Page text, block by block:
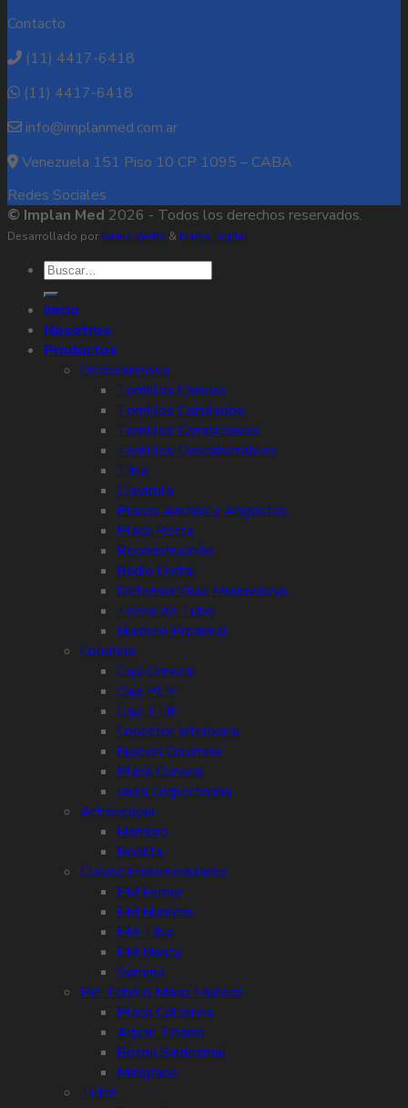
Contacto
(11) 4417-6418
(11) 4417-6418
info@implanmed.com.ar
Venezuela 151 Piso 10 CP 1095 – CABA
Redes Sociales
© Implan Med 2026 - Todos los derechos reservados.
Desarrollado por Genio Webs & Makta Digital
Buscar
por:
Inicio
Nosotros
Productos
Osteosintesis
Tornillos Conicos
Tornillos Canulados
Tornillos Compresivos
Tornillos Descabezables
Tibia
Clavicula
Placas Anchas y Angostas
Placa Recta
Reconstrucción
Radio Distal
Detensor Guia Miniinvasivo
Tercio de Tubo
Humero Proximal
Columna
Caja Cervical
Caja PLIF
Caja TLIF
Conector Interbarra
Fijacion Columna
Placa Cervical
Jaula Corpectomia
Artroscopia
Hombro
Rodilla
Clavos Endomedulares
EM Femur
EM Humero
EM Tibia
EM Nancy
Gamma
Pie Tobillo Mano Muñeca
Placa Calcanea
Arpon Titanio
Boton Sindesmal
Minigrapa
Tutor